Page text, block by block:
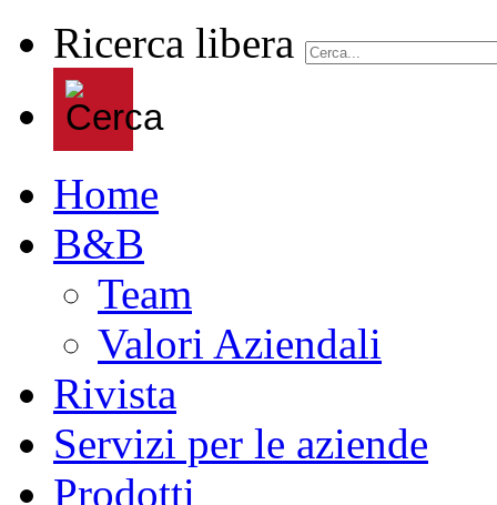
Ricerca libera
Home
B&B
Team
Valori Aziendali
Rivista
Servizi per le aziende
Prodotti